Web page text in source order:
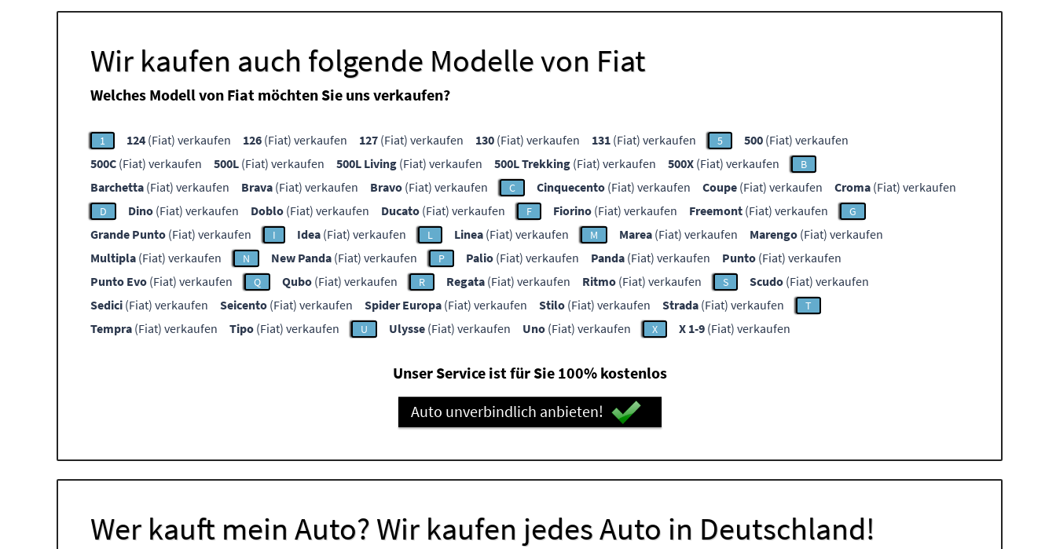
Wir kaufen auch folgende Modelle von Fiat
Welches Modell von Fiat möchten Sie uns verkaufen?
1 124 (Fiat) verkaufen 126 (Fiat) verkaufen 127 (Fiat) verkaufen 130 (Fiat) verkaufen 131 (Fiat) verkaufen 5 500 (Fiat) verkaufen
500C (Fiat) verkaufen 500L (Fiat) verkaufen 500L Living (Fiat) verkaufen 500L Trekking (Fiat) verkaufen 500X (Fiat) verkaufen B
Barchetta (Fiat) verkaufen Brava (Fiat) verkaufen Bravo (Fiat) verkaufen C Cinquecento (Fiat) verkaufen Coupe (Fiat) verkaufen Croma (Fiat) verkaufen
D Dino (Fiat) verkaufen Doblo (Fiat) verkaufen Ducato (Fiat) verkaufen F Fiorino (Fiat) verkaufen Freemont (Fiat) verkaufen G
Grande Punto (Fiat) verkaufen I Idea (Fiat) verkaufen L Linea (Fiat) verkaufen M Marea (Fiat) verkaufen Marengo (Fiat) verkaufen
Multipla (Fiat) verkaufen N New Panda (Fiat) verkaufen P Palio (Fiat) verkaufen Panda (Fiat) verkaufen Punto (Fiat) verkaufen
Punto Evo (Fiat) verkaufen Q Qubo (Fiat) verkaufen R Regata (Fiat) verkaufen Ritmo (Fiat) verkaufen S Scudo (Fiat) verkaufen
Sedici (Fiat) verkaufen Seicento (Fiat) verkaufen Spider Europa (Fiat) verkaufen Stilo (Fiat) verkaufen Strada (Fiat) verkaufen T
Tempra (Fiat) verkaufen Tipo (Fiat) verkaufen U Ulysse (Fiat) verkaufen Uno (Fiat) verkaufen X X 1-9 (Fiat) verkaufen
Unser Service ist für Sie 100% kostenlos
Auto unverbindlich anbieten!
Wer kauft mein Auto? Wir kaufen jedes Auto in Deutschland!